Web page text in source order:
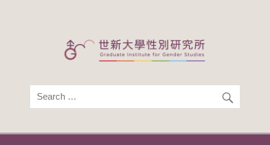
世新大學性別研
世新大學性別研究所